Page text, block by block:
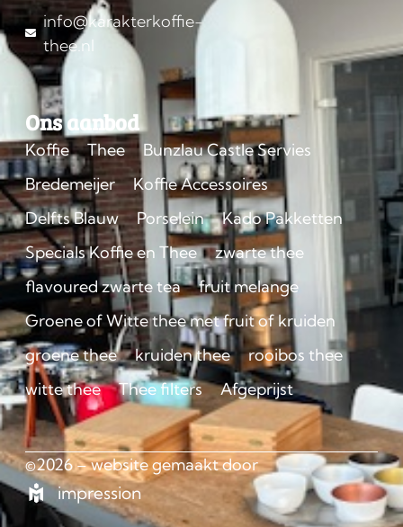
info@karakterkoffie-
thee.nl
Ons aanbod
Koffie Thee
Bunzlau Castle Servies
Bredemeijer
Koffie Accessoires
Delfts Blauw
Porselein
Kado Pakketten
Specials Koffie en Thee
zwarte thee
flavoured zwarte tea
fruit melange
Groene of Witte thee met fruit of kruiden
groene thee
kruiden thee
rooibos thee
witte thee
Thee filters Afgeprijst
©2026 – website gemaakt door
impression